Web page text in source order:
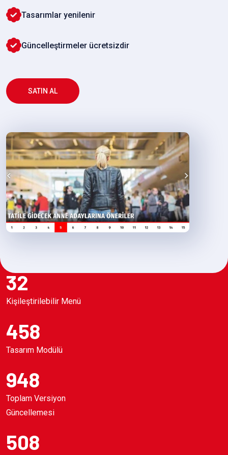
Tasarımlar yenilenir
Güncelleştirmeler ücretsizdir
SATIN AL
32
Kişileştirilebilir Menü
458
Tasarım Modülü
948
Toplam Versiyon
Güncellemesi
508